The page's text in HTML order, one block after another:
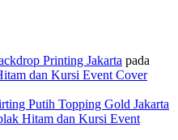
Printing Jakarta pada
dan Kursi Event Cover
Putih Topping Gold Jakarta
Hitam dan Kursi Event